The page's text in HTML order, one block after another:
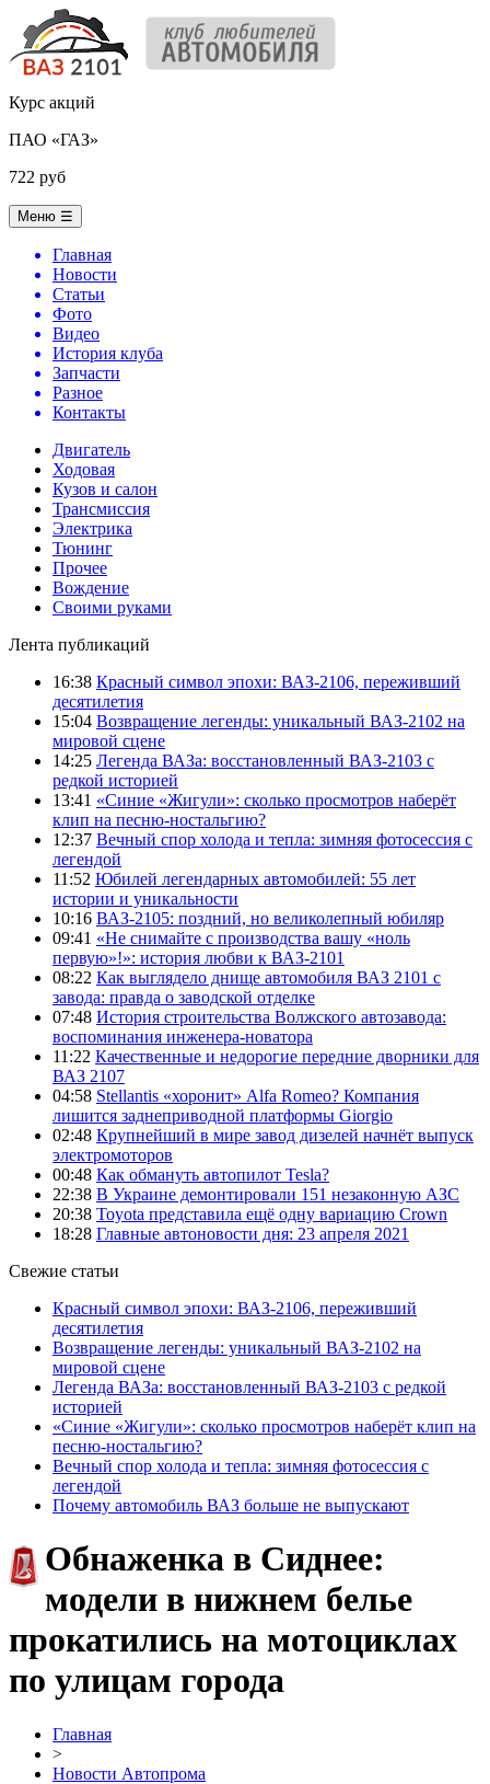
Курс акций
ПАО «ГАЗ»
722 руб
Меню ☰
Главная
Новости
Статьи
Фото
Видео
История клуба
Запчасти
Разное
Контакты
Двигатель
Ходовая
Кузов и салон
Трансмиссия
Электрика
Тюнинг
Прочее
Вождение
Своими руками
Лента публикаций
16:38 Красный символ эпохи: ВАЗ-2106, переживший
десятилетия
15:04 Возвращение легенды: уникальный ВАЗ-2102 на
мировой сцене
14:25 Легенда ВАЗа: восстановленный ВАЗ-2103 с
редкой историей
13:41 «Синие «Жигули»: сколько просмотров наберёт
клип на песню-ностальгию?
12:37 Вечный спор холода и тепла: зимняя фотосессия с
легендой
11:52 Юбилей легендарных автомобилей: 55 лет
истории и уникальности
10:16 ВАЗ-2105: поздний, но великолепный юбиляр
09:41 «Не снимайте с производства вашу «ноль
первую»!»: история любви к ВАЗ-2101
08:22 Как выглядело днище автомобиля ВАЗ 2101 с
завода: правда о заводской отделке
07:48 История строительства Волжского автозавода:
воспоминания инженера-новатора
11:22 Качественные и недорогие передние дворники для
ВАЗ 2107
04:58 Stellantis «хоронит» Alfa Romeo? Компания
лишится заднеприводной платформы Giorgio
02:48 Крупнейший в мире завод дизелей начнёт выпуск
электромоторов
00:48 Как обмануть автопилот Tesla?
22:38 В Украине демонтировали 151 незаконную АЗС
20:38 Toyota представила ещё одну вариацию Crown
18:28 Главные автоновости дня: 23 апреля 2021
Свежие статьи
Красный символ эпохи: ВАЗ-2106, переживший
десятилетия
Возвращение легенды: уникальный ВАЗ-2102 на
мировой сцене
Легенда ВАЗа: восстановленный ВАЗ-2103 с редкой
историей
«Синие «Жигули»: сколько просмотров наберёт клип на
песню-ностальгию?
Вечный спор холода и тепла: зимняя фотосессия с
легендой
Почему автомобиль ВАЗ больше не выпускают
Обнаженка в Сиднее:
модели в нижнем белье
прокатились на мотоциклах
по улицам города
Главная
>
Новости Автопрома